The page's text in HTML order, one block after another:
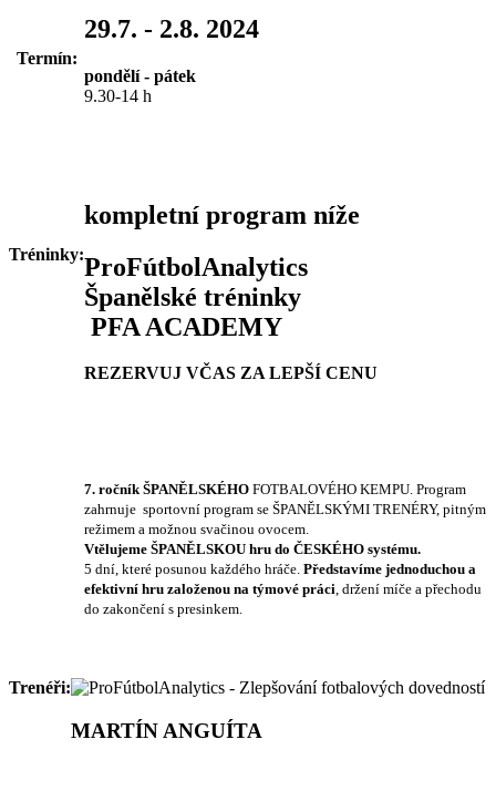
Termín:
29.7. - 2.8. 2024
pondělí - pátek
9.30-14 h
Tréninky:
kompletní program níže
ProFútbolAnalytics
Španělské tréninky
PFA ACADEMY
REZERVUJ VČAS ZA LEPŠÍ CENU
7. ročník ŠPANĚLSKÉHO FOTBALOVÉHO KEMPU. Program
zahrnuje sportovní program se ŠPANĚLSKÝMI TRENÉRY, pitným
režimem a možnou svačinou ovocem.
Vtělujeme ŠPANĚLSKOU hru do ČESKÉHO systému.
5 dní, které posunou každého hráče. Představíme jednoduchou a
efektivní hru založenou na týmové práci , držení míče a přechodu
do zakončení s presinkem.
Trenéři:
MARTÍN ANGUÍTA